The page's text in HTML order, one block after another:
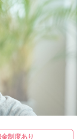
制度あり